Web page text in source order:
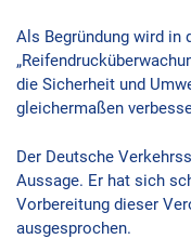
Als Begründung wird in
die Sicherheit und
gleichermaßen
Der Deutsche
Aussage. Er hat sich
Vorbereitung dieser
ausgesprochen.